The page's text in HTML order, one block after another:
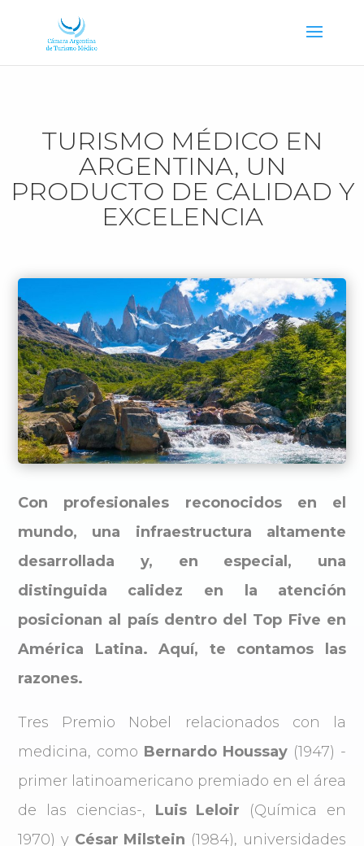
TURISMO MÉDICO EN
ARGENTINA, UN
PRODUCTO DE CALIDAD Y
EXCELENCIA
Con profesionales reconocidos en el
mundo, una infraestructura altamente
desarrollada y, en especial, una
distinguida calidez en la atención
posicionan al país dentro del Top Five en
América Latina. Aquí, te contamos las
razones.
Tres Premio Nobel relacionados con la
medicina, como Bernardo Houssay (1947) -
primer latinoamericano premiado en el área
de las ciencias-, Luis Leloir (Química en
1970) y César Milstein (1984), universidades